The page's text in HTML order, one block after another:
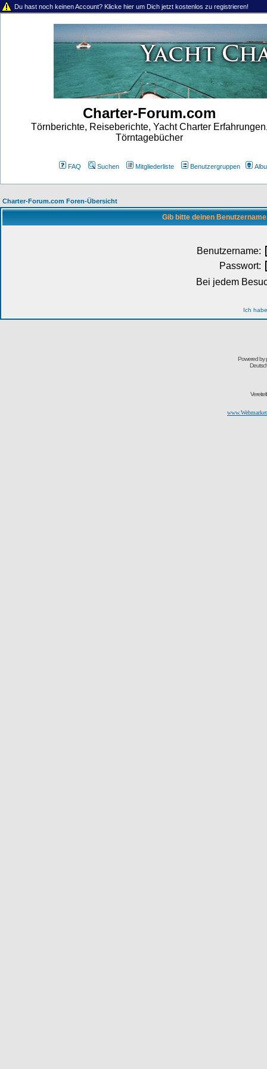
Du hast noch keinen Account? Klicke hier um Dich jetzt kostenlos zu registrieren!
Charter-Forum.com
Törnberichte, Reiseberichte, Yacht Charter
Törntagebücher
FAQ Suchen Mitgliederliste Benutzergruppen
Charter-Forum.com Foren-Übersicht
Gib bitte deinen
Benutzername:
Passwort:
Bei jedem
Ich
Powered by